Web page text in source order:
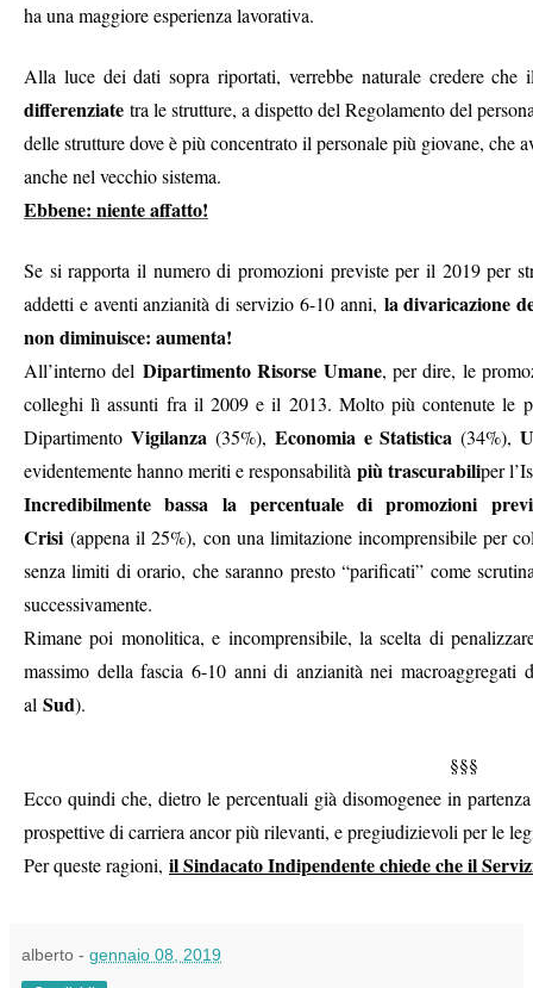
ha una maggiore esperienza lavorativa.
Alla luce dei dati sopra riportati, verrebbe naturale credere
differenziate tra le strutture, a dispetto del Regolamento del
delle strutture dove è più concentrato il personale più giovane, che
anche nel vecchio sistema.
Ebbene: niente affatto!
Se si rapporta il numero di promozioni previste per il 2019 per
addetti e aventi anzianità di servizio 6-10 anni, la divaricazione
non diminuisce: aumenta!
All’interno del Dipartimento Risorse Umane, per dire, le
colleghi lì assunti fra il 2009 e il 2013. Molto più contenute le
Dipartimento Vigilanza (35%), Economia e Statistica (34%),
evidentemente hanno meriti e responsabilità più trascurabiliper
Incredibilmente bassa la percentuale di promozioni
Crisi (appena il 25%), con una limitazione incomprensibile per
senza limiti di orario, che saranno presto “parificati” come
successivamente.
Rimane poi monolitica, e incomprensibile, la scelta di
massimo della fascia 6-10 anni di anzianità nei macroaggregati
al Sud).
§§§
Ecco quindi che, dietro le percentuali già disomogenee in
prospettive di carriera ancor più rilevanti, e pregiudizievoli per le
Per queste ragioni, il Sindacato Indipendente chiede che il
alberto - gennaio 08, 2019